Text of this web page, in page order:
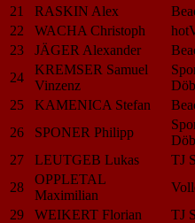
21
RASKIN Alex
22
WACHA Christoph
23
JÄGER Alexander
24
KREMSER Samuel
Vinzenz
25
KAMENICA Stefan
26
SPONER Philipp
27
LEUTGEB Lukas TJ
28
OPPLETAL
Maximilian
29
WEIKERT Florian TJ